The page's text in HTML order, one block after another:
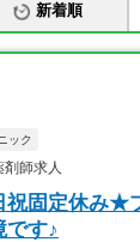
新着順
ック
師求人
祝固定休み★
です♪